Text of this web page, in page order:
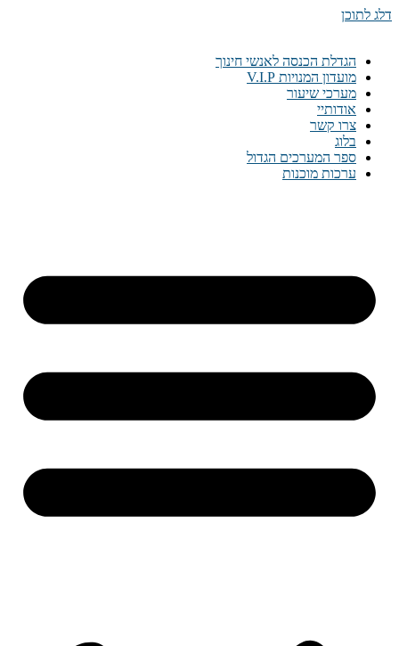
דלג לתוכן
הגדלת הכנסה לאנשי חינוך
מועדון המנויות V.I.P
מערכי שיעור
אודותיי
צרו קשר
בלוג
ספר המערכים הגדול
ערכות מוכנות